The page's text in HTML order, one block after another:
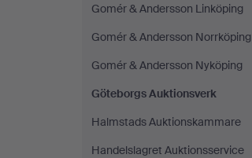
Gomér & Andersson Linköping
Gomér & Andersson Norrköping
Gomér & Andersson Nyköping
Göteborgs Auktionsverk
Halmstads Auktionskammare
Handelslagret Auktionsservice